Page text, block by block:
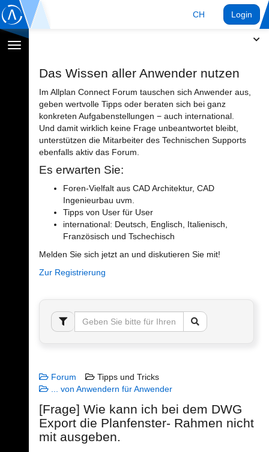
CH Login
Navigation
Das Wissen aller Anwender nutzen
Im Allplan Connect Forum tauschen sich Anwender aus,
geben wertvolle Tipps oder beraten sich bei ganz
konkreten Aufgabenstellungen − auch international.
Und damit wirklich keine Frage unbeantwortet bleibt,
unterstützen die Mitarbeiter des Technischen Supports
ebenfalls aktiv das Forum.
Es erwarten Sie:
Foren-Vielfalt aus CAD Architektur, CAD
Ingenieurbau uvm.
Tipps von User für User
international: Deutsch, Englisch, Italienisch,
Französisch und Tschechisch
Melden Sie sich jetzt an und diskutieren Sie mit!
Zur Registrierung
Forum
Tipps und Tricks
... von Anwendern für Anwender
[Frage] Wie kann ich bei dem DWG
Export die Planfenster- Rahmen nicht
mit ausgeben.